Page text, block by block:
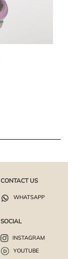
CONTACT US
WHATSAPP
SOCIAL
INSTAGRAM
YOUTUBE